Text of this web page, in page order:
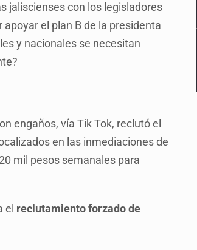
jaliscienses con los legisladores
apoyar el plan B de la presidenta
y nacionales se necesitan
engaños, vía Tik Tok, reclutó el
en las inmediaciones de
mil pesos semanales para
el reclutamiento forzado de